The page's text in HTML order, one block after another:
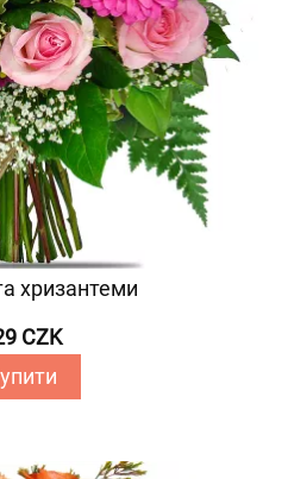
хризантеми
CZK